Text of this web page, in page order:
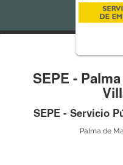
SEPE -
SEPE - Servicio
Palma de